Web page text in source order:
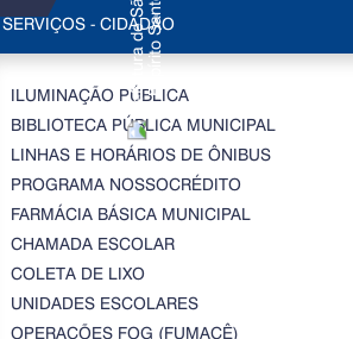
SERVIÇOS - CIDADÃO
ILUMINAÇÃO PÚBLICA
BIBLIOTECA PÚBLICA MUNICIPAL
LINHAS E HORÁRIOS DE ÔNIBUS
PROGRAMA NOSSOCRÉDITO
FARMÁCIA BÁSICA MUNICIPAL
CHAMADA ESCOLAR
COLETA DE LIXO
UNIDADES ESCOLARES
OPERAÇÕES FOG (FUMACÊ)